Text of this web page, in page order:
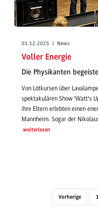
01.12.2025 | News
Voller Energie
Die Physikanten
Von Lötkursen über
spektakulären Show 'Watt's
ihre Eltern erlebten einen
Mannheim. Sogar der
weiterlesen
Vorherige